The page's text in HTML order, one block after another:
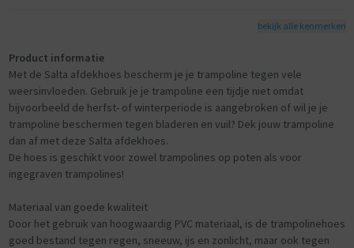
bekijk alle kenmerken
Product informatie
Met de Salta afdekhoes bescherm je je trampoline tegen vele
weersinvloeden. Gebruik je je trampoline een tijdje niet omdat
bijvoorbeeld de herfst- of winterperiode is aangebroken of wil je je
trampoline beschermen tegen bladeren en vuil? Dek jouw trampoline
dan af met deze Salta afdekhoes.
De hoes is geschikt voor zowel trampolines op poten als voor
ingegraven trampolines!
Materiaal van goede kwaliteit
Door het gebruik van hoogwaardig PVC materiaal, is de trampolinehoes
goed bestand tegen regen, sneeuw, ijs en zonlicht, maar ook tegen